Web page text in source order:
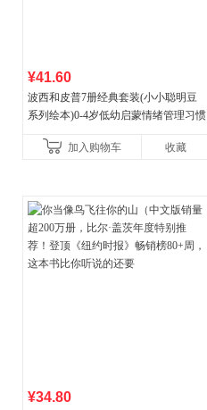
¥41.60
波西和皮普7册经典套装(小小聪明豆
系列绘本)0-4岁低幼启蒙情绪管理习惯
养好品质，发现快
加入购物车 收藏
¥34.80